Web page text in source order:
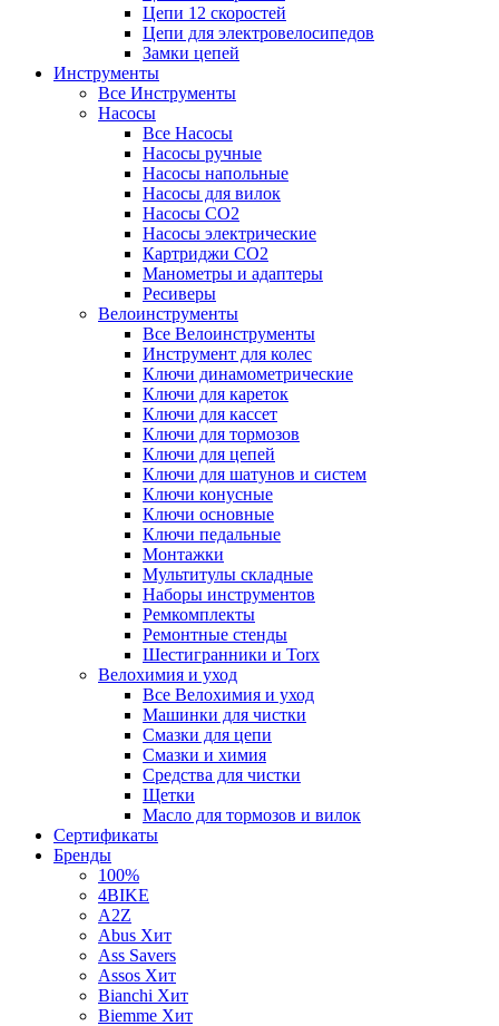
Цепи 12 скоростей
Цепи для электровелосипедов
Замки цепей
Инструменты
Все Инструменты
Насосы
Все Насосы
Насосы ручные
Насосы напольные
Насосы для вилок
Насосы CO2
Насосы электрические
Картриджи CO2
Манометры и адаптеры
Ресиверы
Велоинструменты
Все Велоинструменты
Инструмент для колес
Ключи динамометрические
Ключи для кареток
Ключи для кассет
Ключи для тормозов
Ключи для цепей
Ключи для шатунов и систем
Ключи конусные
Ключи основные
Ключи педальные
Монтажки
Мультитулы складные
Наборы инструментов
Ремкомплекты
Ремонтные стенды
Шестигранники и Torx
Велохимия и уход
Все Велохимия и уход
Машинки для чистки
Смазки для цепи
Смазки и химия
Средства для чистки
Щетки
Масло для тормозов и вилок
Сертификаты
Бренды
100%
4BIKE
A2Z
Abus Хит
Ass Savers
Assos Хит
Bianchi Хит
Biemme Хит